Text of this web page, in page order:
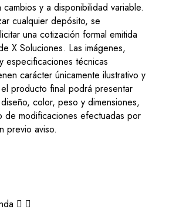
y a disponibilidad variable.
cualquier depósito, se
una cotización formal emitida
X Soluciones. Las imágenes,
especificaciones técnicas
carácter únicamente ilustrativo y
producto final podrá presentar
color, peso y dimensiones,
de modificaciones efectuadas por
previo aviso.
 